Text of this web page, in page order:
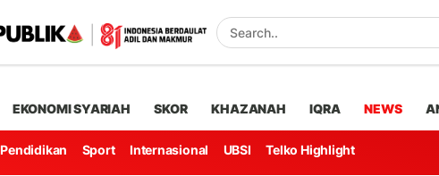
EKONOMI SYARIAH SKOR KHAZANAH IQRA NEWS
Pendidikan Sport Internasional UBSI Telko Highlight